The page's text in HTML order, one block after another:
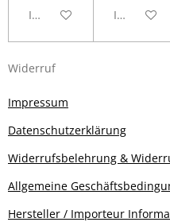
In den WarenkorbIn den
Widerruf
Impressum
Datenschutzerklärung
Widerrufsbelehrung &
Allgemeine
Hersteller / Importeur